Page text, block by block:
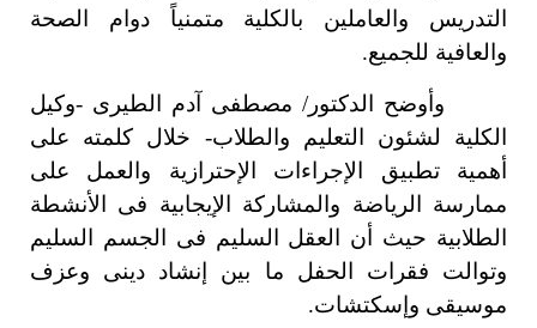
التدريس والعاملين بالكلية متمنياً دوام الصحة
والعافية للجميع.
وأوضح الدكتور/ مصطفى آدم الطيرى -وكيل
الكلية لشئون التعليم والطلاب- خلال كلمته على
أهمية تطبيق الإجراءات الإحترازية والعمل على
ممارسة الرياضة والمشاركة الإيجابية فى الأنشطة
الطلابية حيث أن العقل السليم فى الجسم السليم
وتوالت فقرات الحفل ما بين إنشاد دينى وعزف
موسيقى وإسكتشات.